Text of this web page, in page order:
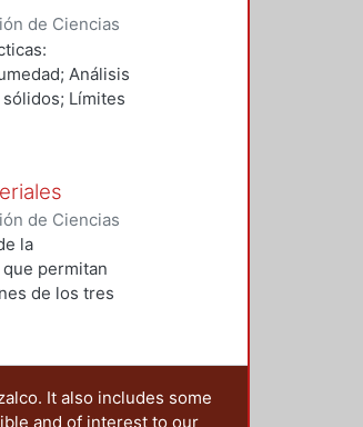
de Ciencias
Peña, René
Sosa, Juan
Análisis
Límites
de Ciencias
la
permitan
de los tres
It also includes some
and of interest to our